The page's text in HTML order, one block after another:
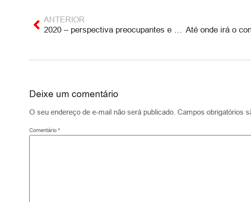
ANTERIOR
2020 – perspectiva preocupantes e desafiantes
Deixe um comentário
O seu endereço de e-mail não será publicado. Campos obrigatórios
Comentário *